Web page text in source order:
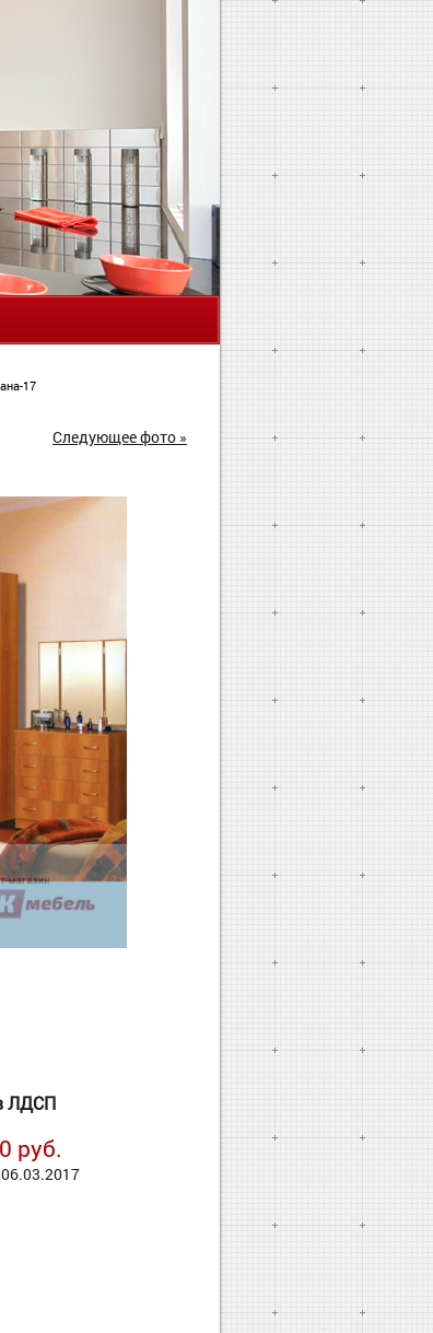
17
Следующее фото »
ЛДСП
руб.